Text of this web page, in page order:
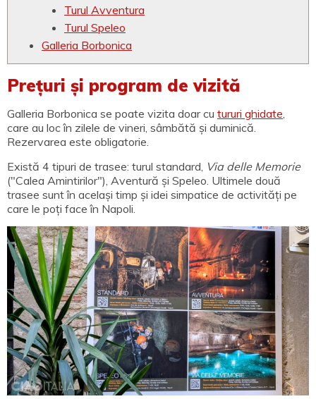
Turul Avventura
Turul Speleo
Galleria Borbonica
Prețuri și program de vizită
Galleria Borbonica se poate vizita doar cu tururi ghidate,
care au loc în zilele de vineri, sâmbătă și duminică.
Rezervarea este obligatorie.
Există 4 tipuri de trasee: turul standard, Via delle Memorie
("Calea Amintirilor"), Aventură și Speleo. Ultimele două
trasee sunt în același timp și idei simpatice de activități pe
care le poți face în Napoli.